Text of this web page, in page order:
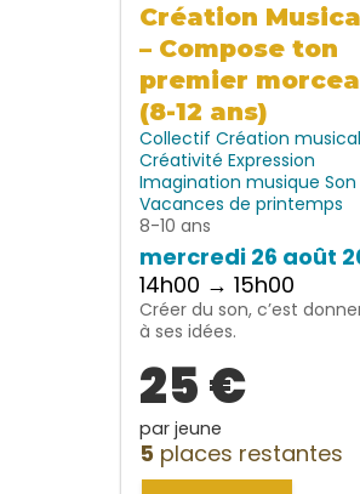
Création
– Compose ton
premier
(8-12 ans)
Collectif Création
Créativité Expression
Imagination musique Son
Vacances de printemps
8-10 ans
mercredi 26 août
14h00 → 15h00
Créer du son, c’est
à ses idées.
25 €
par jeune
5 places restantes